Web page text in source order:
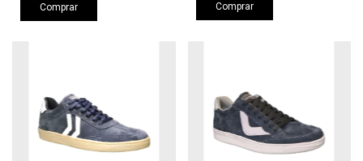
Comprar Comprar